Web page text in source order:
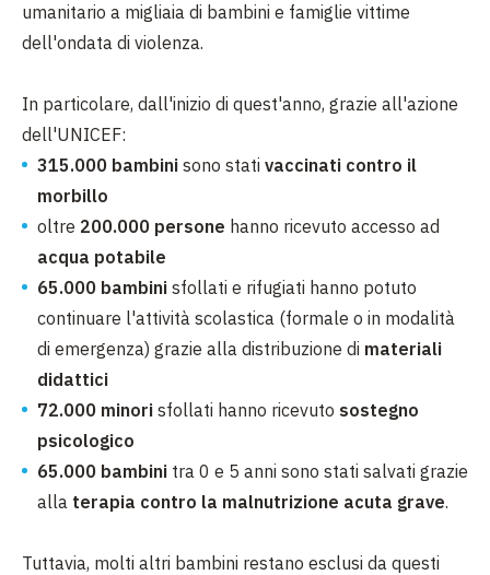
umanitario a migliaia di bambini e famiglie vittime
dell'ondata di violenza.
In particolare, dall'inizio di quest'anno, grazie all'azione
dell'UNICEF:
315.000 bambini sono stati vaccinati contro il
morbillo
oltre 200.000 persone hanno ricevuto accesso ad
acqua potabile
65.000 bambini sfollati e rifugiati hanno potuto
continuare l'attività scolastica (formale o in modalità
di emergenza) grazie alla distribuzione di materiali
didattici
72.000 minori sfollati hanno ricevuto sostegno
psicologico
65.000 bambini tra 0 e 5 anni sono stati salvati grazie
alla terapia contro la malnutrizione acuta grave.
Tuttavia, molti altri bambini restano esclusi da questi